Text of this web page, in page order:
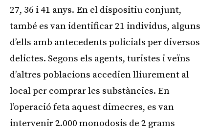
27, 36 i 41 anys. En el dispositiu conjunt,
també es van identificar 21 individus, alguns
d’ells amb antecedents policials per diversos
delictes. Segons els agents, turistes i veïns
d’altres poblacions accedien lliurement al
local per comprar les substàncies. En
l’operació feta aquest dimecres, es van
intervenir 2.000 monodosis de 2 grams